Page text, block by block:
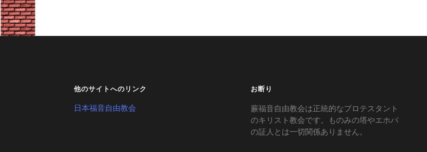
他のサイトへのリンク
日本福音自由教会
お断り
蕨福音自由教会は正統的なプロテスタント
のキリスト教会です。ものみの塔やエホバ
の証人とは一切関係ありません。